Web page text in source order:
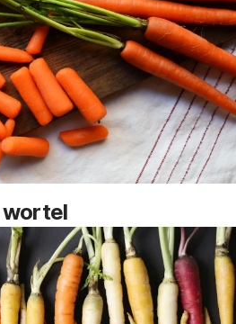
wortel